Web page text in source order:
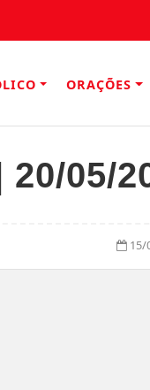
ORAÇÕES
05/
15/